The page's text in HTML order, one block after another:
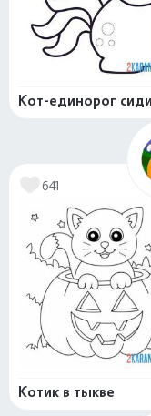
Кот-единорог
641
Котик в тыкве